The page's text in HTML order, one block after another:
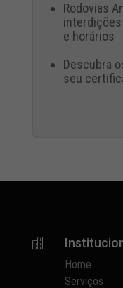
Rodovias
e horários
Descubra
seu

Home
Serviços